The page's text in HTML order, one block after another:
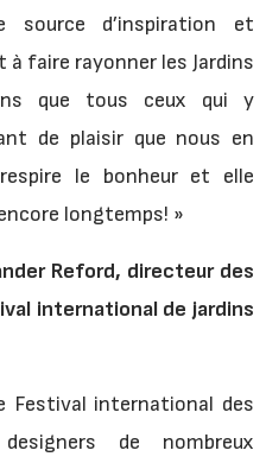
d’inspiration et
faire rayonner les Jardins
que tous ceux qui y
de plaisir que nous en
le bonheur et elle
longtemps! »
Reford, directeur des
international de jardins
Festival international des
de nombreux